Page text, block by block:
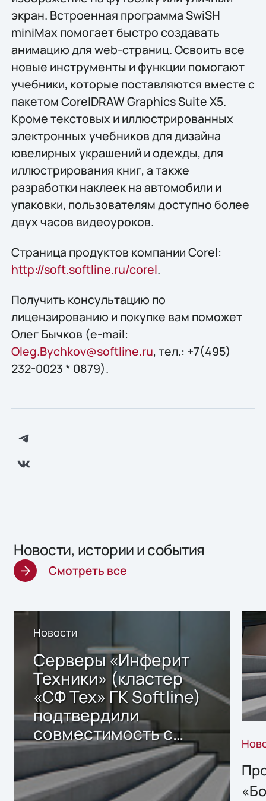
экран. Встроенная программа SwiSH
miniMax помогает быстро создавать
анимацию для web-страниц. Освоить все
новые инструменты и функции помогают
учебники, которые поставляются вместе с
пакетом CorelDRAW Graphics Suite X5.
Кроме текстовых и иллюстрированных
электронных учебников для дизайна
ювелирных украшений и одежды, для
иллюстрирования книг, а также
разработки наклеек на автомобили и
упаковки, пользователям доступно более
двух часов видеоуроков.
Страница продуктов компании Corel:
http://soft.softline.ru/corel.
Получить конcультацию по
лицензированию и покупке вам поможет
Олег Бычков (e-mail:
Oleg.Bychkov@softline.ru, тел.: +7(495)
232-0023 * 0879).
Новости, истории и события
Смотреть все
Новости
Серверы «Инферит
Техники» (кластер
«СФ Тех» ГК Softline)
подтвердили
совместимость с
решением Sharx
Storage 2.x для
хранения данных